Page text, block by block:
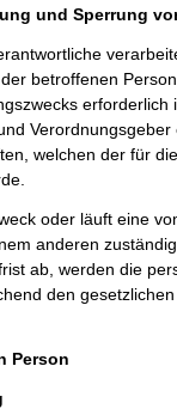
und Sperrung
betroffenen
welchen der für
oder läuft eine
anderen
ab, werden die
den
Person